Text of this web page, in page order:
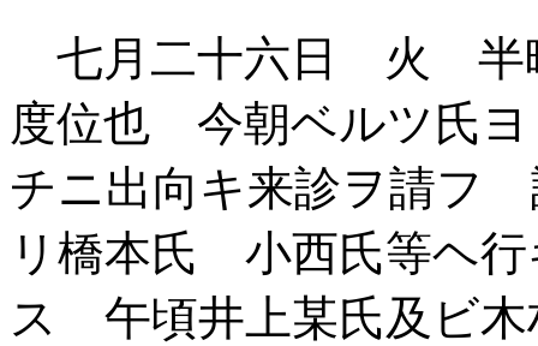
七月二十六日 火 半
度位也 今朝ベルツ氏
チニ出向キ来診ヲ請フ
リ橋本氏 小西氏等ヘ行
ス 午頃井上某氏及ビ